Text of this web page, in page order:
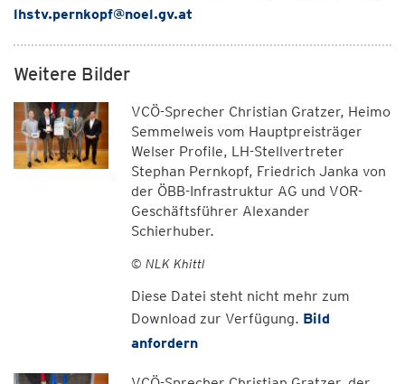
lhstv.pernkopf@noel.gv.at
Weitere Bilder
VCÖ-Sprecher Christian Gratzer, Heimo
Semmelweis vom Hauptpreisträger
Welser Profile, LH-Stellvertreter
Stephan Pernkopf, Friedrich Janka von
der ÖBB-Infrastruktur AG und VOR-
Geschäftsführer Alexander
Schierhuber.
© NLK Khittl
Diese Datei steht nicht mehr zum
Download zur Verfügung. Bild
anfordern